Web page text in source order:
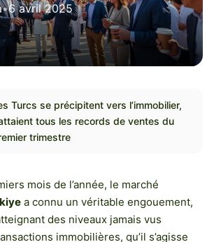
•6 avril 2025
Turcs se précipitent vers l’immobilier,
tous les records de ventes du
trimestre
mois de l’année, le marché
a connu un véritable engouement,
des niveaux jamais vus
immobilières, qu’il s’agisse